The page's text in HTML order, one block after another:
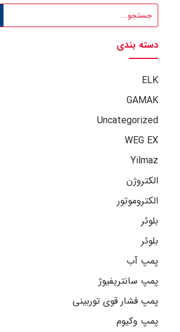
دسته بندی
ELK
GAMAK
Uncategorized
WEG EX
Yilmaz
الکتروژن
الکتروموتور
بلوئر
بلوئر
پمپ آب
پمپ سانتریفیوژ
پمپ فشار قوی توربینی
پمپ وکیوم